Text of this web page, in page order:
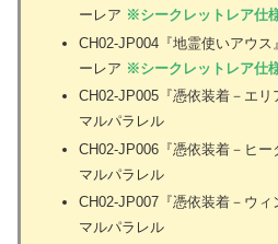
ーレア ※シークレットレア仕
CH02-JP004『地霊使いアウ
ーレア ※シークレットレア仕
CH02-JP005『憑依装着－エ
マルパラレル
CH02-JP006『憑依装着－ヒ
マルパラレル
CH02-JP007『憑依装着－ウ
マルパラレル